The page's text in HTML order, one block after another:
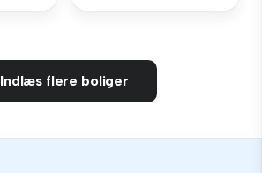
Indlæs flere boliger